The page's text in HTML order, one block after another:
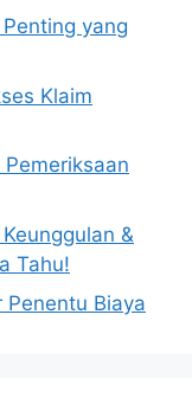
yang
Klaim
&
Tahu!
Penentu Biaya